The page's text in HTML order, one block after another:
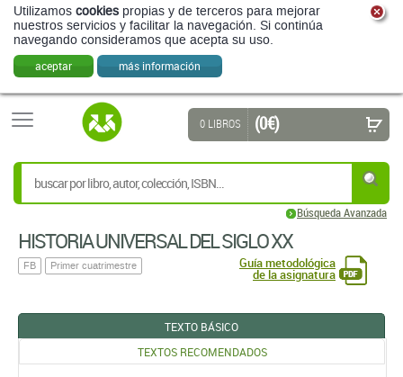
Utilizamos cookies propias y de terceros para mejorar
nuestros servicios y facilitar la navegación. Si continúa
navegando consideramos que acepta su uso.
aceptar más información
Búsqueda Avanzada
0 LIBROS (0 €)
HISTORIA UNIVERSAL DEL SIGLO XX
FB Primer cuatrimestre Guía metodológica
de la asignatura
TEXTO BÁSICO
TEXTOS RECOMENDADOS